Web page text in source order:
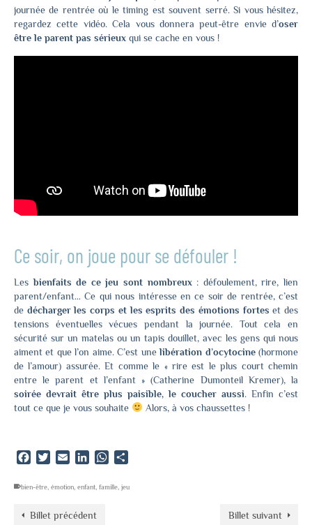
journée de rentrée où le timing est souvent serré. Si vous hésitez,
regardez cette vidéo. Cela vous donnera peut-être envie d’oser
être le parent pas sérieux qui se cache en vous !
Ce soir, on joue pour se défouler !
Les bienfaits de ce jeu sont nombreux: défoulement, rire, lien
parent/enfant… Ce qui nous intéresse en ce soir de rentrée, c’est
de décharger les corps et les esprits des émotions fortes et des
tensions éventuelles vécues pendant la journée. Tout cela en
sécurité sur un matelas ou un tapis douillet, avec les gens qui nous
aiment et que l’on aime. C’est unelibération d’ocytocine(hormone
de l’amour) assurée. Et comme le « rire est le plus court chemin
entre le parent et l’enfant » (Catherine Dumonteil Kremer), la
soirée devrait être plus paisible, le coucher aussi. Enfin c’est
tout ce que je vous souhaite
Alors, à vos chaussettes !
FacebookTwitterEmail LinkedInWhatsApp
bien-être émotion enfant famille jeu
Billet précédent Billet suivant